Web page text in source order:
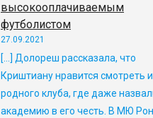
высокооплачиваемым
футболистом
27.09.2021
[…] Долореш рассказала, что
Криштиану нравится смотреть
родного клуба, где даже
академию в его честь. В МЮ